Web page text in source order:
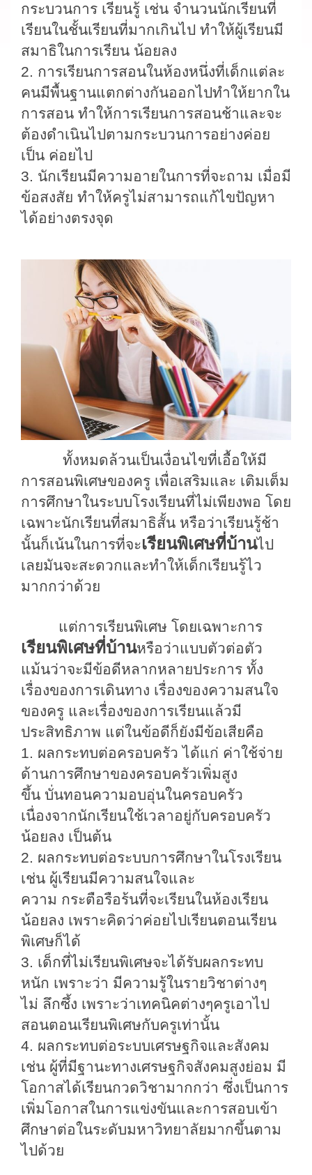
กระบวนการ เรียนรู้ เช่น จำนวนนักเรียนที่
เรียนในชั้นเรียนที่มากเกินไป ทำให้ผู้เรียนมี
สมาธิในการเรียน น้อยลง
2. การเรียนการสอนในห้องหนึ่งที่เด็กแต่ละ
คนมีพื้นฐานแตกต่างกันออกไปทำให้ยากใน
การสอน ทำให้การเรียนการสอนช้าและจะ
ต้องดำเนินไปตามกระบวนการอย่างค่อย
เป็น ค่อยไป
3. นักเรียนมีความอายในการที่จะถาม เมื่อมี
ข้อสงสัย ทำให้ครูไม่สามารถแก้ไขปัญหา
ได้อย่างตรงจุด
ทั้งหมดล้วนเป็นเงื่อนไขที่เอื้อให้มี
การสอนพิเศษของครู เพื่อเสริมและ เติมเต็ม
การศึกษาในระบบโรงเรียนที่ไม่เพียงพอ โดย
เฉพาะนักเรียนที่สมาธิสั้น หรือว่าเรียนรู้ช้า
นั้นก็เน้นในการที่จะเรียนพิเศษที่บ้านไป
เลยมันจะสะดวกและทำให้เด็กเรียนรู้ไว
มากกว่าด้วย
แต่การเรียนพิเศษ โดยเฉพาะการ
เรียนพิเศษที่บ้านหรือว่าแบบตัวต่อตัว
แม้นว่าจะมีข้อดีหลากหลายประการ ทั้ง
เรื่องของการเดินทาง เรื่องของความสนใจ
ของครู และเรื่องของการเรียนแล้วมี
ประสิทธิภาพ แต่ในข้อดีก็ยังมีข้อเสียคือ
1. ผลกระทบต่อครอบครัว ได้แก่ ค่าใช้จ่าย
ด้านการศึกษาของครอบครัวเพิ่มสูง
ขึ้น บั่นทอนความอบอุ่นในครอบครัว
เนื่องจากนักเรียนใช้เวลาอยู่กับครอบครัว
น้อยลง เป็นต้น
2. ผลกระทบต่อระบบการศึกษาในโรงเรียน
เช่น ผู้เรียนมีความสนใจและ
ความ กระตือรือร้นที่จะเรียนในห้องเรียน
น้อยลง เพราะคิดว่าค่อยไปเรียนตอนเรียน
พิเศษก็ได้
3. เด็กที่ไม่เรียนพิเศษจะได้รับผลกระทบ
หนัก เพราะว่า มีความรู้ในรายวิชาต่างๆ
ไม่ ลึกซึ้ง เพราะว่าเทคนิคต่างๆครูเอาไป
สอนตอนเรียนพิเศษกับครูเท่านั้น
4. ผลกระทบต่อระบบเศรษฐกิจและสังคม
เช่น ผู้ที่มีฐานะทางเศรษฐกิจสังคมสูงย่อม มี
โอกาสได้เรียนกวดวิชามากกว่า ซึ่งเป็นการ
เพิ่มโอกาสในการแข่งขันและการสอบเข้า
ศึกษาต่อในระดับมหาวิทยาลัยมากขึ้นตาม
ไปด้วย